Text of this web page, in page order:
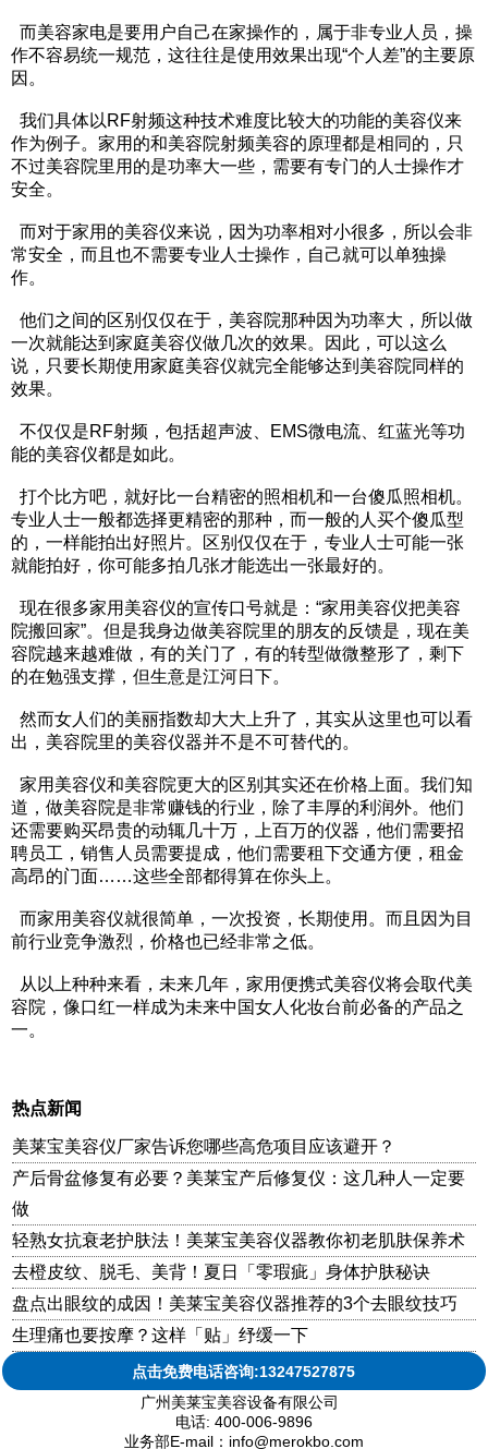
而美容家电是要用户自己在家操作的，属于非专业人员，操
作不容易统一规范，这往往是使用效果出现“个人差”的主要原
因。
我们具体以RF射频这种技术难度比较大的功能的美容仪来
作为例子。家用的和美容院射频美容的原理都是相同的，只
不过美容院里用的是功率大一些，需要有专门的人士操作才
安全。
而对于家用的美容仪来说，因为功率相对小很多，所以会非
常安全，而且也不需要专业人士操作，自己就可以单独操
作。
他们之间的区别仅仅在于，美容院那种因为功率大，所以做
一次就能达到家庭美容仪做几次的效果。因此，可以这么
说，只要长期使用家庭美容仪就完全能够达到美容院同样的
效果。
不仅仅是RF射频，包括超声波、EMS微电流、红蓝光等功
能的美容仪都是如此。
打个比方吧，就好比一台精密的照相机和一台傻瓜照相机。
专业人士一般都选择更精密的那种，而一般的人买个傻瓜型
的，一样能拍出好照片。区别仅仅在于，专业人士可能一张
就能拍好，你可能多拍几张才能选出一张最好的。
现在很多家用美容仪的宣传口号就是：“家用美容仪把美容
院搬回家”。但是我身边做美容院里的朋友的反馈是，现在美
容院越来越难做，有的关门了，有的转型做微整形了，剩下
的在勉强支撑，但生意是江河日下。
然而女人们的美丽指数却大大上升了，其实从这里也可以看
出，美容院里的美容仪器并不是不可替代的。
家用美容仪和美容院更大的区别其实还在价格上面。我们知
道，做美容院是非常赚钱的行业，除了丰厚的利润外。他们
还需要购买昂贵的动辄几十万，上百万的仪器，他们需要招
聘员工，销售人员需要提成，他们需要租下交通方便，租金
高昂的门面……这些全部都得算在你头上。
而家用美容仪就很简单，一次投资，长期使用。而且因为目
前行业竞争激烈，价格也已经非常之低。
从以上种种来看，未来几年，家用便携式美容仪将会取代美
容院，像口红一样成为未来中国女人化妆台前必备的产品之
一。
热点新闻
美莱宝美容仪厂家告诉您哪些高危项目应该避开？
产后骨盆修复有必要？美莱宝产后修复仪：这几种人一定要
做
轻熟女抗衰老护肤法！美莱宝美容仪器教你初老肌肤保养术
去橙皮纹、脱毛、美背！夏日「零瑕疵」身体护肤秘诀
盘点出眼纹的成因！美莱宝美容仪器推荐的3个去眼纹技巧
生理痛也要按摩？这样「贴」纾缓一下
点击免费电话咨询:13247527875
广州美莱宝美容设备有限公司
电话: 400-006-9896
业务部E-mail：info@merokbo.com